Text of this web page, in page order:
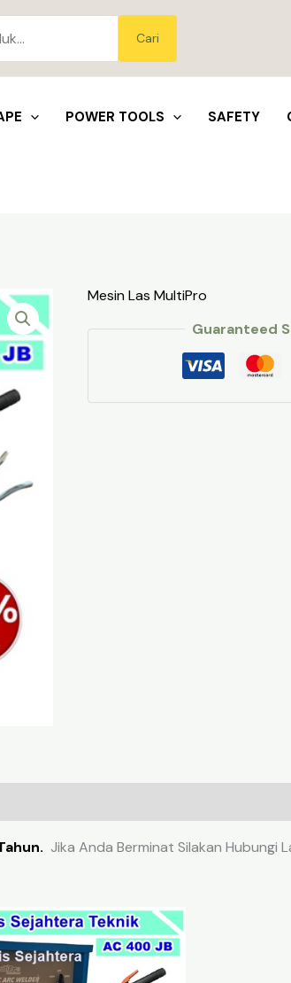
Cari
POWER TOOLS SAFETY
Mesin Las MultiPro
Guaranteed
Jika Anda Berminat Silakan Hubungi